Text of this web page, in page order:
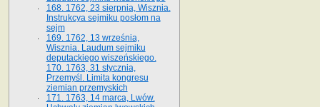
168. 1762, 23 sierpnia, Wisznia.
Instrukcya sejmiku posłom na
sejm
169. 1762, 13 września,
Wisznia. Laudum sejmiku
deputackiego wiszeńskiego.
170. 1763, 31 stycznia,
Przemyśl. Limita kongresu
ziemian przemyskich
171. 1763, 14 marca, Lwów.